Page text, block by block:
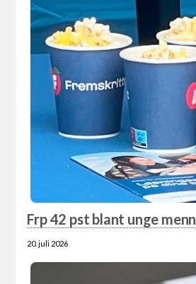
Frp 42 pst blant unge menn
20. juli 2026